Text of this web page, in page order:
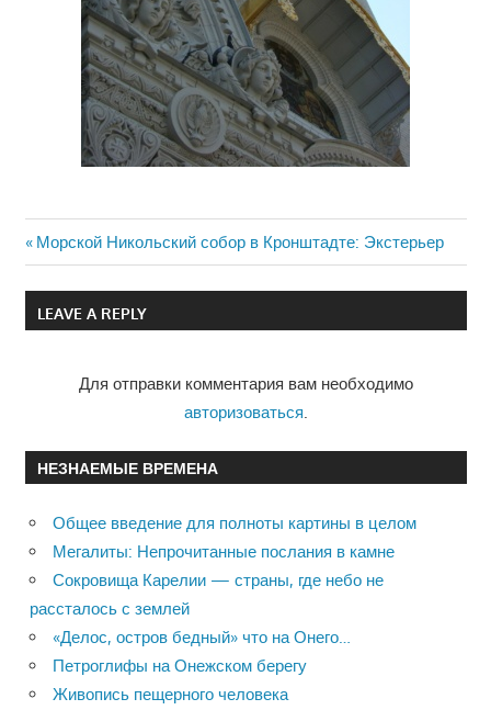
Навигация
по
Previous
Post:
Морской Никольский собор в Кронштадте: Экстерьер
LEAVE A REPLY
Для отправки комментария вам необходимо
авторизоваться
НЕЗНАЕМЫЕ ВРЕМЕНА
Общее введение для полноты картины в целом
Мегалиты: Непрочитанные послания в камне
Сокровища Карелии — страны, где небо не
рассталось с землей
«Делос, остров бедный» что на Онего…
Петроглифы на Онежском берегу
Живопись пещерного человека